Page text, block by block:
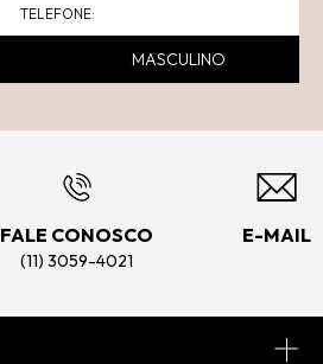
MASCULINO
FALE CONOSCO
(11) 3059-4021
E-MAIL